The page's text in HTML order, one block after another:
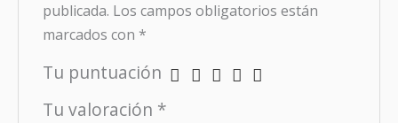
publicada. Los campos obligatorios están
marcados con *
Tu puntuación
Tu valoración *